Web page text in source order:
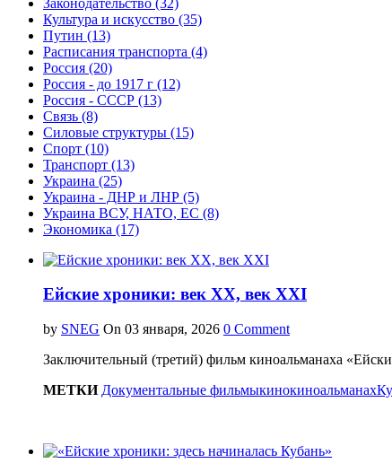
Культура и искусство (35)
Путин (13)
Расписания транспорта (4)
Россия (20)
Россия - до 1917 г (12)
Россия - СССР (13)
Связь (8)
Силовые структуры (15)
Спорт (10)
Транспорт (13)
Украина (25)
Украина - ДНР и ЛНР (5)
Украина ВСУ, НАТО, ЕС (8)
Экономика (17)
Ейские хроники: век XX, век XXI
by SNEG On
0 Comment
Заключительный (третий) фильм киноальманаха
МЕТКИ Документальные фильмыкинокиноальманах